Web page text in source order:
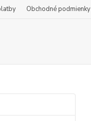
Obchodné podmienky